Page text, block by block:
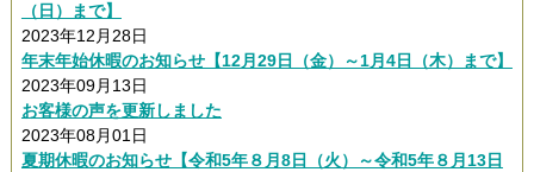
（日）まで】
2023年12月28日
年末年始休暇のお知らせ【12月29日（金）～1月4日（木）まで】
2023年09月13日
お客様の声を更新しました
2023年08月01日
夏期休暇のお知らせ【令和5年８月8日（火）～令和5年８月13日